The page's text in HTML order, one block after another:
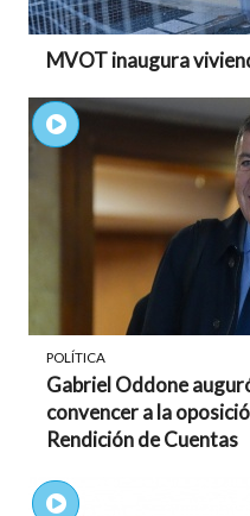
MVOT inaugura
POLÍTICA
Gabriel Oddone
convencer a la
Rendición de Cuentas